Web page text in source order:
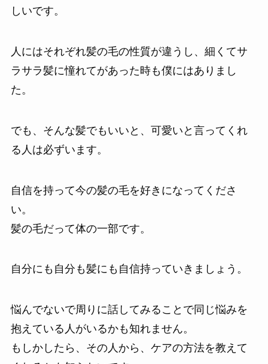
しいです。
人にはそれぞれ髪の毛の性質が違うし、細くてサ
ラサラ髪に憧れてがあった時も僕にはありまし
た。
でも、そんな髪でもいいと、可愛いと言ってくれ
る人は必ずいます。
自信を持って今の髪の毛を好きになってくださ
い。
髪の毛だって体の一部です。
自分にも自分も髪にも自信持っていきましょう。
悩んでないで周りに話してみることで同じ悩みを
抱えている人がいるかも知れません。
もしかしたら、その人から、ケアの方法を教えて